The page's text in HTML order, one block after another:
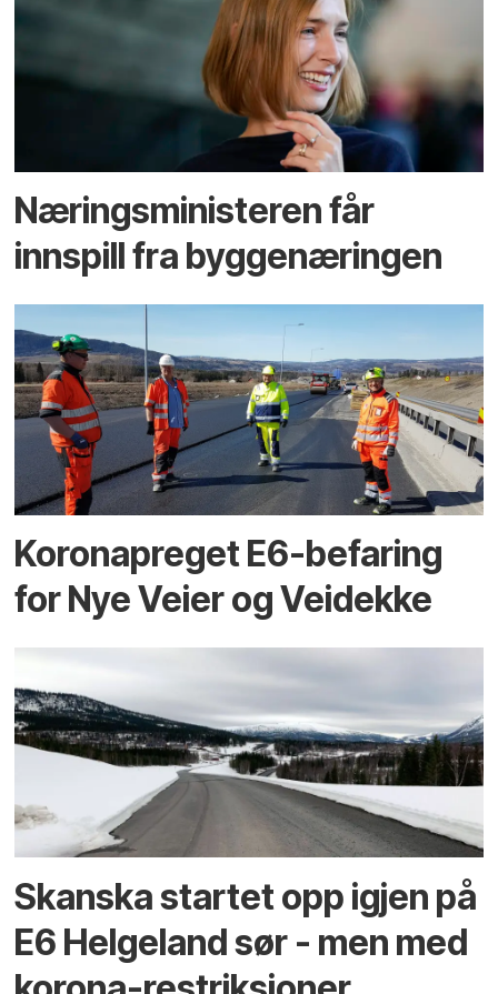
Næringsministeren får
innspill fra byggenæringen
Koronapreget E6-befaring
for Nye Veier og Veidekke
Skanska startet opp igjen på
E6 Helgeland sør - men med